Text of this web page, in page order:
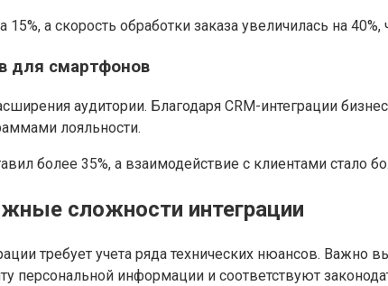
15%, а скорость обработки заказа увеличилась на
для смартфонов
аудитории. Благодаря CRM-интеграции
лояльности.
более 35%, а взаимодействие с клиентами
сложности интеграции
требует учета ряда технических нюансов.
информации и соответствуют